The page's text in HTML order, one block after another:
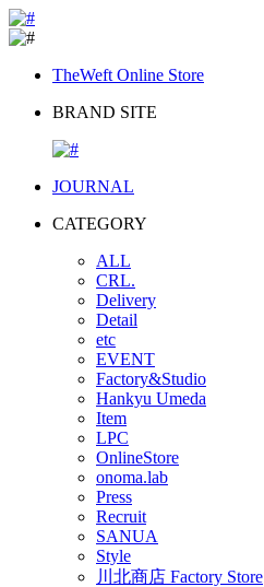
TheWeft Online Store
BRAND SITE
JOURNAL
CATEGORY
ALL
CRL.
Delivery
Detail
etc
EVENT
Factory&Studio
Hankyu Umeda
Item
LPC
OnlineStore
onoma.lab
Press
Recruit
SANUA
Style
川北商店 Factory Store